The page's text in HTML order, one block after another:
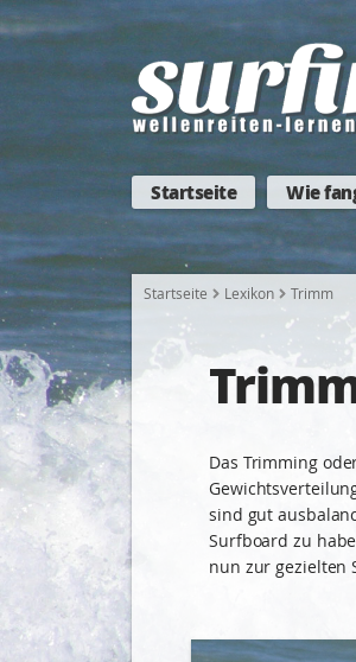
Startseite Wie
Startseite Lexikon Trimm
Das Trimming
sind gut
Surfboard zu
nun zur gezielten